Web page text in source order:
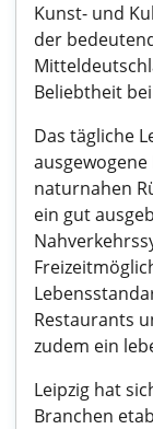
Kunst- und
der
Beliebtheit
Das tägliche
naturnahen
ein gut
Restaurants
zudem ein
Leipzig hat
Branchen